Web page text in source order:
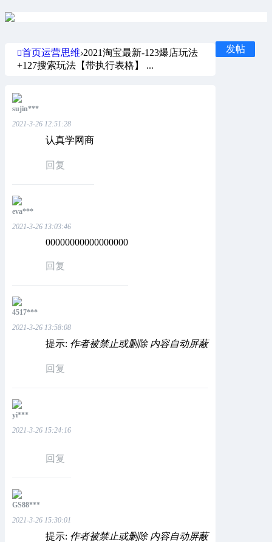
发帖
首页运营思维›2021淘宝最新-123爆店玩法
+127搜索玩法【带执行表格】 ...
sujin***
2021-3-26 12:51:28
认真学网商
回复
eva***
2021-3-26 13:03:46
00000000000000000
回复
4517***
2021-3-26 13:58:08
提示: 作者被禁止或删除 内容自动屏蔽
回复
yi***
2021-3-26 15:24:16
回复
GS88***
2021-3-26 15:30:01
提示: 作者被禁止或删除 内容自动屏蔽